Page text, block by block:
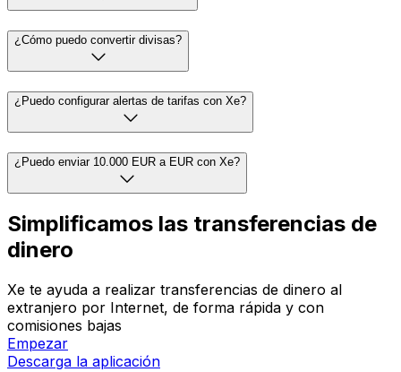
¿Cómo puedo convertir divisas?
¿Puedo configurar alertas de tarifas con Xe?
¿Puedo enviar 10.000 EUR a EUR con Xe?
Simplificamos las transferencias de
dinero
Xe te ayuda a realizar transferencias de dinero al
extranjero por Internet, de forma rápida y con
comisiones bajas
Empezar
Descarga la aplicación